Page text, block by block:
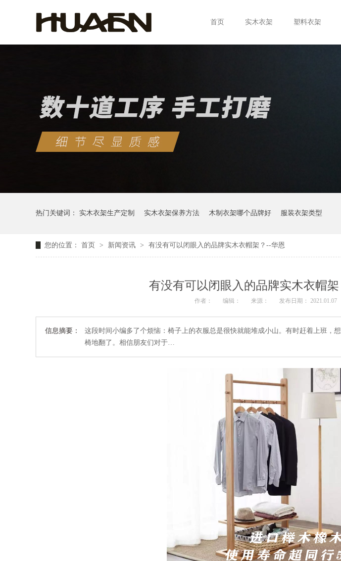
首页 实木衣架 塑料衣架
热门关键词： 实木衣架生产定制 实木衣架保养方法 木制衣架哪个品牌好 服装衣架类型
您的位置： 首页 > 新闻资讯 > 有没有可以闭眼入的品牌实木衣帽架？--华恩
有没有可以闭眼入的品牌实木衣帽
作者： 编辑： 来源： 发布日期： 2021.01.07
信息摘要：
这段时间小编多了个烦恼：椅子上的衣服总是很快就能堆成小山。有时赶着上班，
椅地翻了。相信朋友们对于…